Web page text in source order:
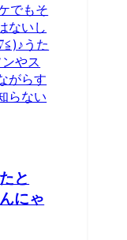
でもそ
ないし
うた
やス
がらす
らない
と
にゃ